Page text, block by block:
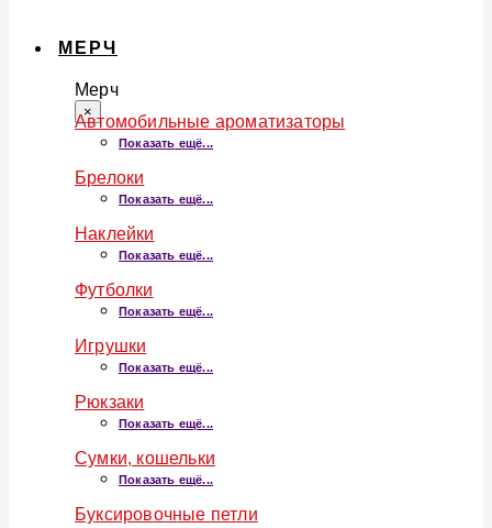
МЕРЧ
Мерч
×
Автомобильные ароматизаторы
Показать ещё...
Брелоки
Показать ещё...
Наклейки
Показать ещё...
Футболки
Показать ещё...
Игрушки
Показать ещё...
Рюкзаки
Показать ещё...
Сумки, кошельки
Показать ещё...
Буксировочные петли